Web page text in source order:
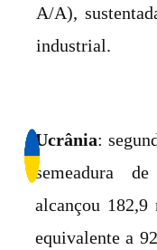
A/A),
industrial.
Ucrânia:
semeadura
alcançou
equivalente a